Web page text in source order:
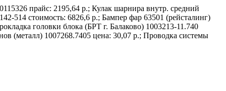
прайс: 2195,64 р.; Кулак шарнира внутр. средний
514 стоимость: 6826,6 р.; Бампер фар 63501 (рейсталинг)
головки блока (БРТ г. Балаково) 1003213-11.740
(металл) 1007268.7405 цена: 30,07 р.; Проводка системы